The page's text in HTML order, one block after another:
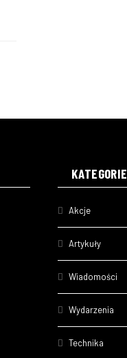
KATEGORIE
Akcje
Artykuły
Wiadomości
Wydarzenia
Technika